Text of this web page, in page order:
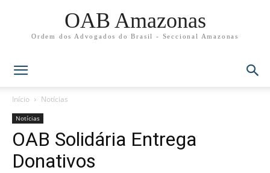
OAB Amazonas
Ordem dos Advogados do Brasil - Seccional Amazonas
Início Notícias
Notícias
OAB Solidária Entrega
Donativos